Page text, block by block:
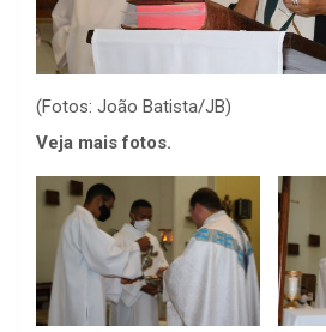
(Fotos: João Batista/JB)
Veja mais fotos.